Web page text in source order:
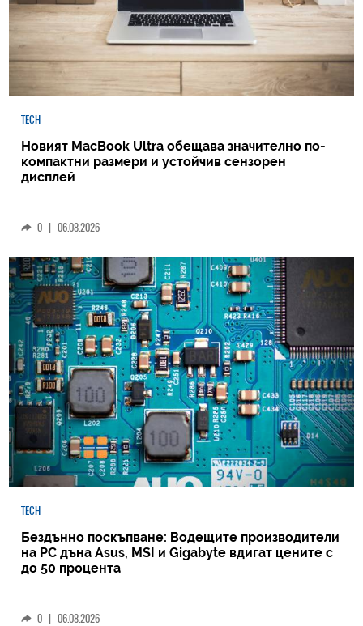
TECH
Новият MacBook Ultra обещава значително по-
компактни размери и устойчив сензорен
дисплей
0 | 06.08.2026
TECH
Бездънно поскъпване: Водещите производители
на РС дъна Asus, MSI и Gigabyte вдигат цените с
до 50 процента
0 | 06.08.2026